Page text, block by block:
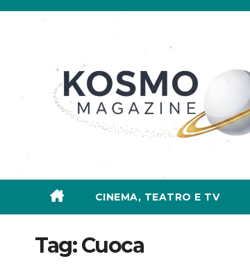
Salta
CINEMA, TEATRO E TV
Tag:Cuoca